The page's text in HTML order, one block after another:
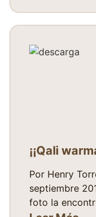
¡¡Qali
Por Henry
septiembre
foto la